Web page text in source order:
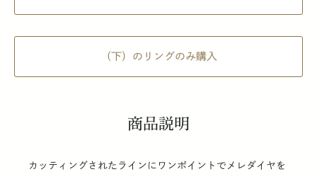
（下）のリングのみ購入
商品説明
カッティングされたラインにワンポイントでメレダイヤを